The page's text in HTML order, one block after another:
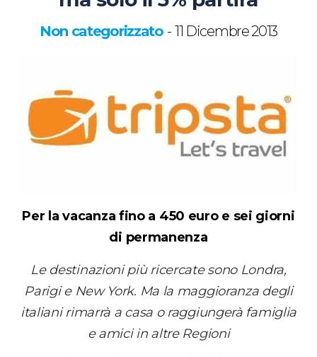
Non categorizzato - 11 Dicembre 2013
Per la vacanza fino a 450 euro e sei giorni
di permanenza
Le destinazioni più ricercate sono Londra,
Parigi e New York. Ma la maggioranza degli
italiani rimarrà a casa o raggiungerà famiglia
e amici in altre Regioni